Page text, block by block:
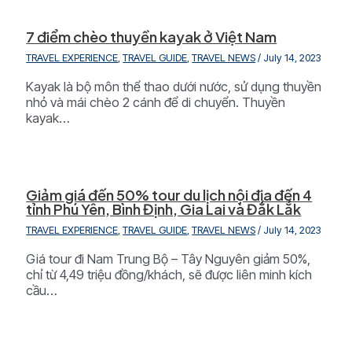
7 điểm chèo thuyền kayak ở Việt Nam
TRAVEL EXPERIENCE,TRAVEL GUIDE,TRAVEL NEWS / July 14, 2023
Kayak là bộ môn thể thao dưới nước, sử dụng thuyền
nhỏ và mái chèo 2 cánh để di chuyển. Thuyền
kayak…
Giảm giá đến 50% tour du lịch nội địa đến 4
tỉnh Phú Yên, Bình Định, Gia Lai và Đắk Lắk
TRAVEL EXPERIENCE,TRAVEL GUIDE,TRAVEL NEWS / July 14, 2023
Giá tour đi Nam Trung Bộ – Tây Nguyên giảm 50%,
chỉ từ 4,49 triệu đồng/khách, sẽ được liên minh kích
cầu…